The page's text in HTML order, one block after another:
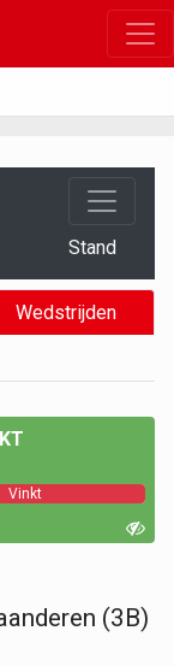
Stand
Wedstrijden
Vinkt
(3B)